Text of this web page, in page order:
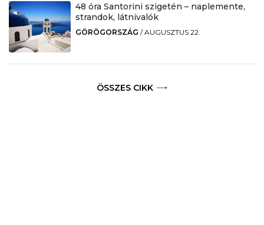
48 óra Santorini szigetén – naplemente,
strandok, látnivalók
GÖRÖGORSZÁG /AUGUSZTUS 22.
ÖSSZES CIKK